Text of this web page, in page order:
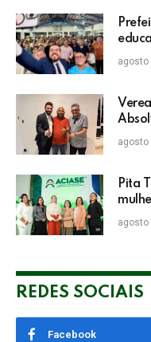
do
agosto
agosto
Pita
agosto
REDES SOCIAIS
Facebook